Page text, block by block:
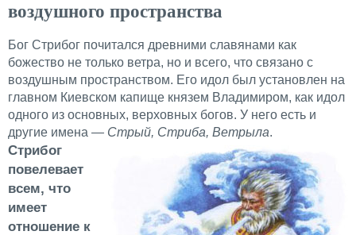
воздушного пространства
Бог Стрибог почитался древними славянами как
божество не только ветра, но и всего, что связано с
воздушным пространством. Его идол был установлен на
главном Киевском капище князем Владимиром, как идол
одного из основных, верховных богов. У него есть и
другие имена — Стрый, Стриба, Ветрыла.
Стрибог
повелевает
всем, что
имеет
отношение к